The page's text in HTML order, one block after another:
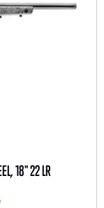
18" 22 LR